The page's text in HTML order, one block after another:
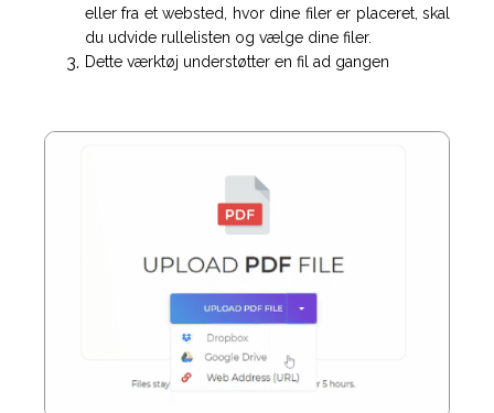
eller fra et websted, hvor dine filer er placeret, skal
du udvide rullelisten og vælge dine filer.
Dette værktøj understøtter en fil ad gangen